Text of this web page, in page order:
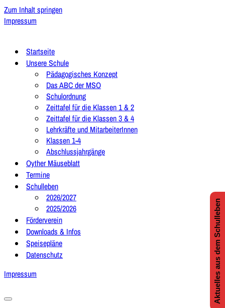
Zum Inhalt springen
Impressum
Startseite
Unsere Schule
Pädagogisches Konzept
Das ABC der MSO
Schulordnung
Zeittafel für die Klassen 1 & 2
Zeittafel für die Klassen 3 & 4
Lehrkräfte und MitarbeiterInnen
Klassen 1-4
Abschlussjahrgänge
Oyther Mäuseblatt
Termine
Schulleben
2026/2027
2025/2026
Förderverein
Downloads & Infos
Speisepläne
Datenschutz
Impressum
Navigationsmenü
Aktuelles aus dem Schulleben